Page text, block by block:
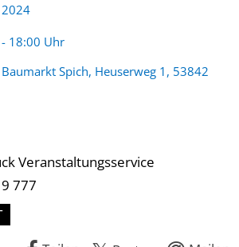
18:00 Uhr
Spich, Heuserweg 1, 53842
Veranstaltungsservice
777